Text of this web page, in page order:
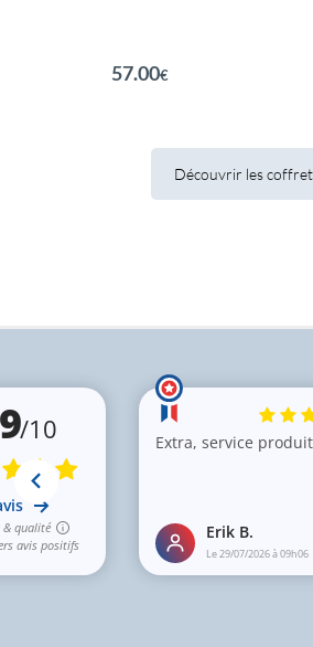
57.00€
Découvrir les